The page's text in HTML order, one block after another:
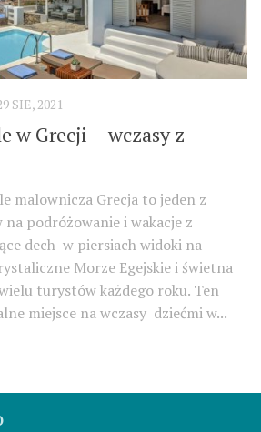
SIE, 2021
w Grecji – wczasy z
malownicza Grecja to jeden z
na podróżowanie i wakacje z
dech w piersiach widoki na
Morze Egejskie i świetna
turystów każdego roku. Ten
miejsce na wczasy dziećmi w...